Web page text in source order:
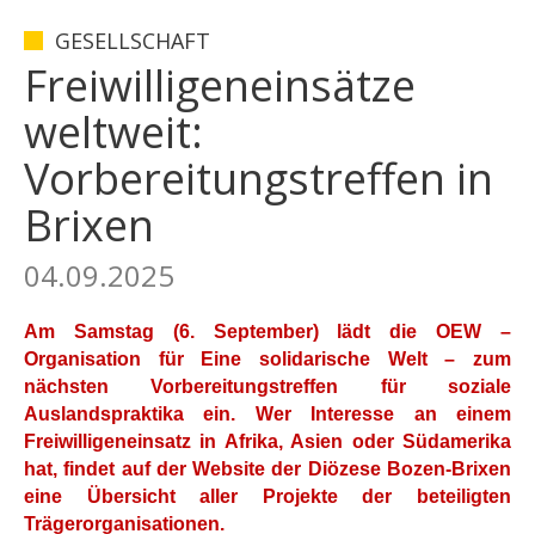
GESELLSCHAFT
Freiwilligeneinsätze
weltweit:
Vorbereitungstreffen in
Brixen
04.09.2025
Am Samstag (6. September) lädt die OEW –
Organisation für Eine solidarische Welt – zum
nächsten Vorbereitungstreffen für soziale
Auslandspraktika ein. Wer Interesse an einem
Freiwilligeneinsatz in Afrika, Asien oder Südamerika
hat, findet auf der Website der Diözese Bozen-Brixen
eine Übersicht aller Projekte der beteiligten
Trägerorganisationen.